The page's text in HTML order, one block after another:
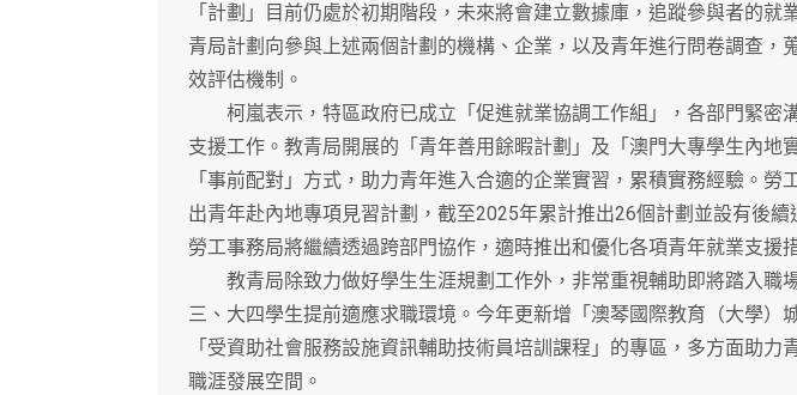
「計劃」目前仍處於初期階段，未來將會建立數據庫，追蹤參與者的就
青局計劃向參與上述兩個計劃的機構、企業，以及青年進行問卷調查，
效評估機制。
柯嵐表示，特區政府已成立「促進就業協調工作組」，各部門緊密
支援工作。教青局開展的「青年善用餘暇計劃」及「澳門大專學生內地
「事前配對」方式，助力青年進入合適的企業實習，累積實務經驗。勞
出青年赴內地專項見習計劃，截至2025年累計推出26個計劃並設有後續
勞工事務局將繼續透過跨部門協作，適時推出和優化各項青年就業支援
教青局除致力做好學生生涯規劃工作外，非常重視輔助即將踏入職
三、大四學生提前適應求職環境。今年更新增「澳琴國際教育（大學）
「受資助社會服務設施資訊輔助技術員培訓課程」的專區，多方面助力
職涯發展空間。